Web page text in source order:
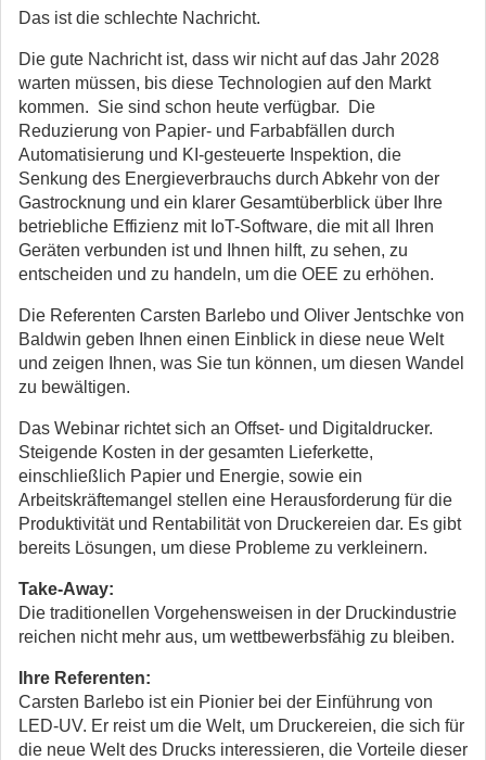
Das ist die schlechte Nachricht.
Die gute Nachricht ist, dass wir nicht auf das Jahr 2028
warten müssen, bis diese Technologien auf den Markt
kommen. Sie sind schon heute verfügbar. Die
Reduzierung von Papier- und Farbabfällen durch
Automatisierung und KI-gesteuerte Inspektion, die
Senkung des Energieverbrauchs durch Abkehr von der
Gastrocknung und ein klarer Gesamtüberblick über Ihre
betriebliche Effizienz mit IoT-Software, die mit all Ihren
Geräten verbunden ist und Ihnen hilft, zu sehen, zu
entscheiden und zu handeln, um die OEE zu erhöhen.
Die Referenten Carsten Barlebo und Oliver Jentschke von
Baldwin geben Ihnen einen Einblick in diese neue Welt
und zeigen Ihnen, was Sie tun können, um diesen Wandel
zu bewältigen.
Das Webinar richtet sich an Offset- und Digitaldrucker.
Steigende Kosten in der gesamten Lieferkette,
einschließlich Papier und Energie, sowie ein
Arbeitskräftemangel stellen eine Herausforderung für die
Produktivität und Rentabilität von Druckereien dar. Es gibt
bereits Lösungen, um diese Probleme zu verkleinern.
Take-Away:
Die traditionellen Vorgehensweisen in der Druckindustrie
reichen nicht mehr aus, um wettbewerbsfähig zu bleiben.
Ihre Referenten:
Carsten Barlebo ist ein Pionier bei der Einführung von
LED-UV. Er reist um die Welt, um Druckereien, die sich für
die neue Welt des Drucks interessieren, die Vorteile dieser